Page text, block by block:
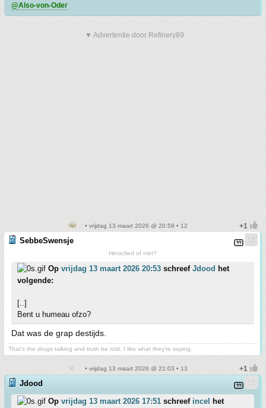
@Also-von-Oder
▼ Advertentie door Refinery89
• vrijdag 13 maart 2026 @ 20:59 • 12
SebbeSwensje
Heraclied of niet?
Op vrijdag 13 maart 2026 20:53 schreef Jdood het
volgende:
[..]
Bent u humeau ofzo?
Dat was de grap destijds.
That's the drugs talking and truth be told, I like what they're saying.
• vrijdag 13 maart 2026 @ 21:03 • 13
Jdood
Op vrijdag 13 maart 2026 17:51 schreef incel
het